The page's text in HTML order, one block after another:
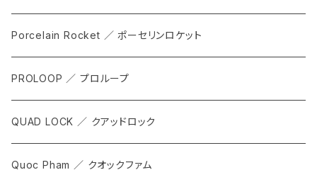
COCKPIT
TOOL
Porcelain Rocket ／ ポーセリンロケット
PROLOOP ／ プロループ
QUAD LOCK ／ クアッドロック
Quoc Pham ／ クオックファム